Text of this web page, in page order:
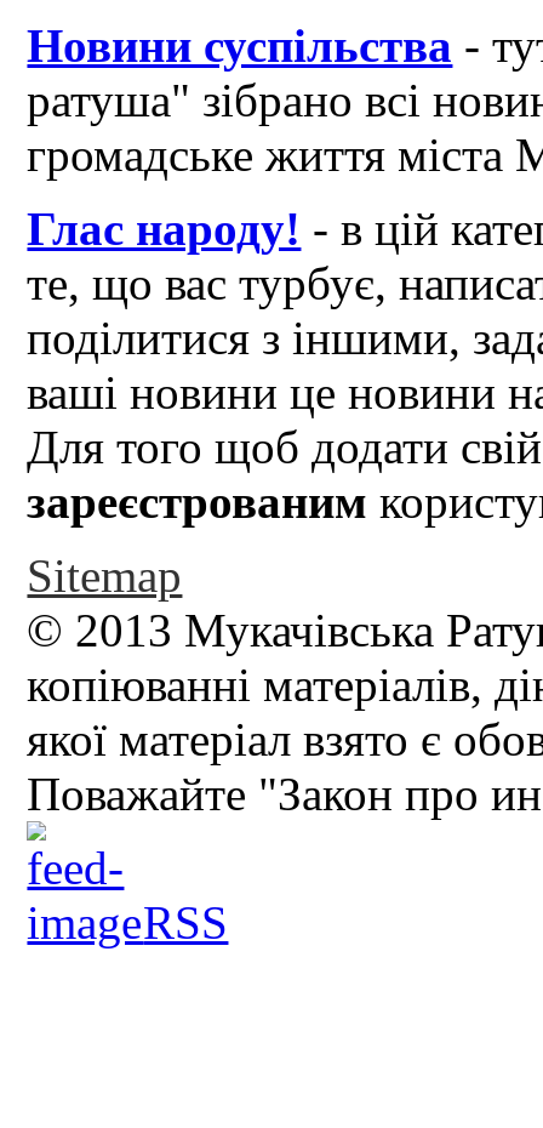
Новини суспільства -
ратуша" зібрано всі
громадське життя міста
Глас народу! - в цій
те, що вас турбує,
поділитися з іншими,
ваші новини це новини
Для того щоб додати
зареєстрованим
Sitemap
© 2013 Мукачівська
копіюванні матеріалів,
якої матеріал взято є
Поважайте "Закон про
RSS